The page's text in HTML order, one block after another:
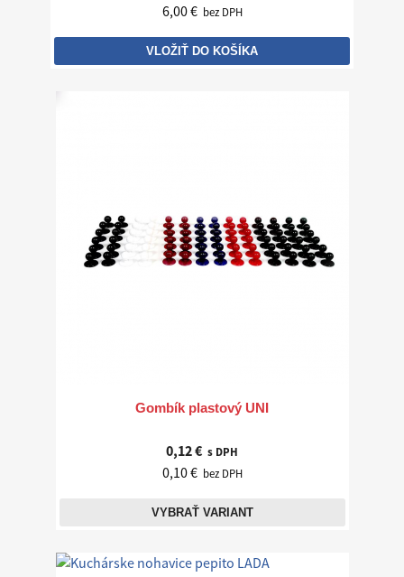
6,00 € bez DPH
VLOŽIŤ DO KOŠÍKA
Gombík plastový UNI
0,12 € s DPH
0,10 € bez DPH
VYBRAŤ VARIANT